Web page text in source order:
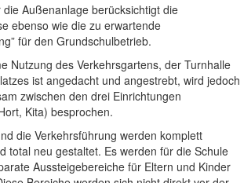
die Außenanlage berücksichtigt die
ebenso wie die zu erwartende
für den Grundschulbetrieb.
Nutzung des Verkehrsgartens, der Turnhalle
ist angedacht und angestrebt, wird jedoch
zwischen den drei Einrichtungen
Kita) besprochen.
die Verkehrsführung werden komplett
total neu gestaltet. Es werden für die Schule
Aussteigebereiche für Eltern und Kinder